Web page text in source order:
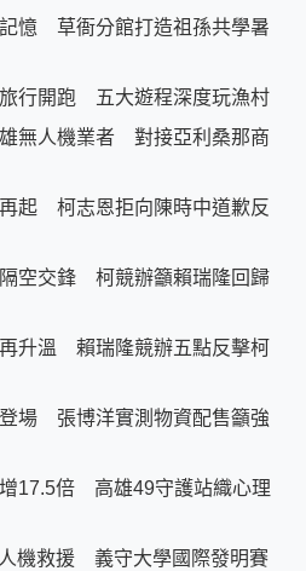
憶 草衙分館打造祖孫共學暑
行開跑 五大遊程深度玩漁村
無人機業者 對接亞利桑那商
起 柯志恩拒向陳時中道歉反
空交鋒 柯競辦籲賴瑞隆回歸
升溫 賴瑞隆競辦五點反擊柯
場 張博洋實測物資配售籲強
17.5倍 高雄49守護站織心理
機救援 義守大學國際發明賽